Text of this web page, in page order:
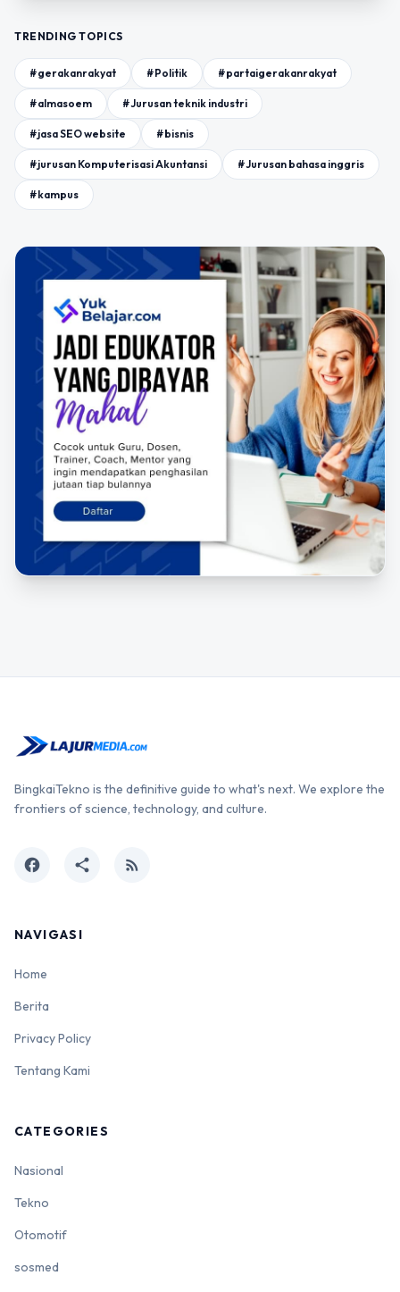
TRENDING TOPICS
#gerakanrakyat #Politik #partaigerakanrakyat
#almasoem #Jurusan teknik industri
#jasa SEO website #bisnis
#jurusan Komputerisasi Akuntansi #Jurusan bahasa inggris
#kampus
BingkaiTekno is the definitive guide to what's next. We explore the
frontiers of science, technology, and culture.
facebook share rss_feed
NAVIGASI
Home
Berita
Privacy Policy
Tentang Kami
CATEGORIES
Nasional
Tekno
Otomotif
sosmed